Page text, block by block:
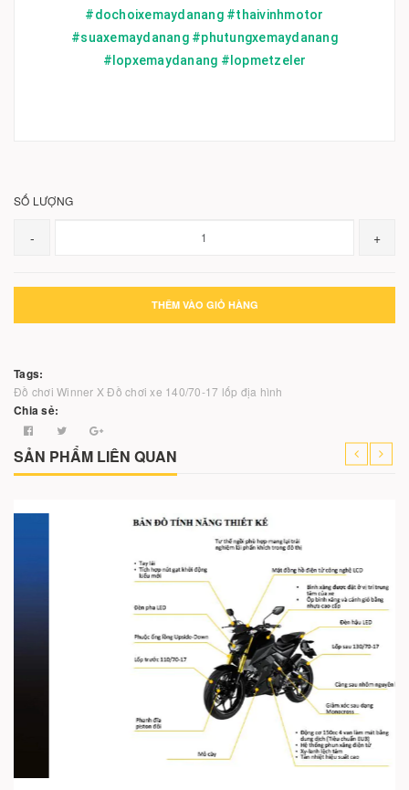
#dochoixemaydanang #thaivinhmotor
#suaxemaydanang #phutungxemaydanang
#lopxemaydanang #lopmetzeler
SỐ LƯỢNG
- +
THÊM VÀO GIỎ HÀNG
Tags:
Đồ chơi Winner XĐồ chơi xe 140/70-17 lốp địa hình
Chia sẻ:
SẢN PHẨM LIÊN QUAN
Cho vào giỏ hàng